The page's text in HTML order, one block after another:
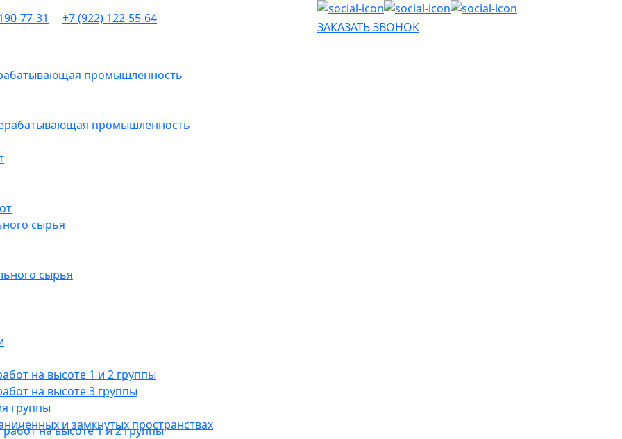
промышленность
сырья
на высоте 1 и 2 группы
на высоте 3 группы
группы
и замкнутых пространствах
77-31 +7 (922) 122-55-64
ЗАКАЗАТЬ ЗВОНОК
промышленность
сырья
на высоте 1 и 2 группы